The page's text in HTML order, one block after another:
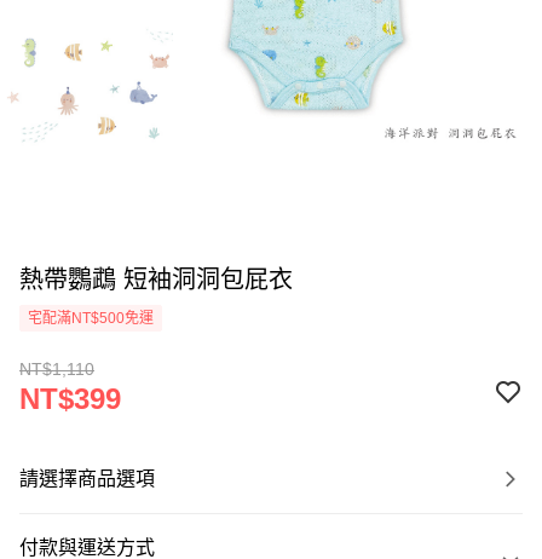
熱帶鸚鵡 短袖洞洞包屁衣
宅配滿NT$500免運
NT$1,110
NT$399
請選擇商品選項
付款與運送方式